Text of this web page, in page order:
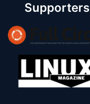
Supporters